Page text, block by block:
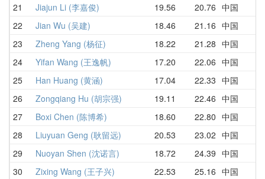
21 Jiajun Li (李嘉俊) 19.56 20.76 中国
22 Jian Wu (吴建) 18.46 21.16 中国
23 Zheng Yang (杨征) 18.22 21.28 中国
24 Yifan Wang (王逸帆) 17.20 22.06 中国
25 Han Huang (黄涵) 17.04 22.33 中国
26 Zongqiang Hu (胡宗强) 19.11 22.46 中国
27 Boxi Chen (陈博希) 18.60 22.80 中国
28 Liuyuan Geng (耿留远) 20.53 23.02 中国
29 Nuoyan Shen (沈诺言) 18.72 24.39 中国
30 Zixing Wang (王子兴) 22.53 25.16 中国